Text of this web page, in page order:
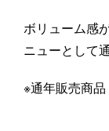
ボリューム感
ニューとして
※通年販売商品